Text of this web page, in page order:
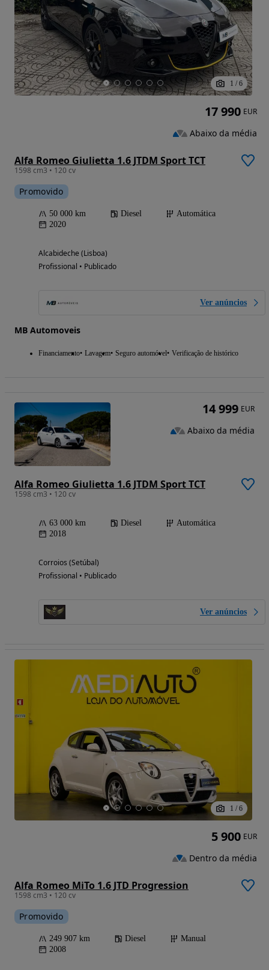
1 / 6
Alfa Romeo Giulietta 1.6 JTDM Sport TCT
1598 cm3 • 120 cv
Promovido
50 000 km Diesel
Automática
2020
Alcabideche (Lisboa)
Profissional • Publicado
Ver anúncios
MB Automoveis
Financiamento Lavagem Seguro automóvel Verificação de histórico
17 990 EUR
Abaixo da média
Alfa Romeo Giulietta 1.6 JTDM Sport TCT
1598 cm3 • 120 cv
63 000 km Diesel
Automática
2018
Corroios (Setúbal)
Profissional • Publicado
Ver anúncios
14 999 EUR
Abaixo da média
1 / 6
Alfa Romeo MiTo 1.6 JTD Progression
1598 cm3 • 120 cv
Promovido
249 907 km Diesel
Manual
2008
5 900 EUR
Dentro da média